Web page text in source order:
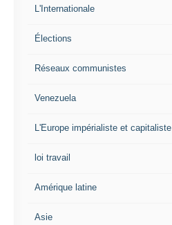
L'Internationale
Élections
Réseaux communistes
Venezuela
L'Europe impérialiste et capitaliste
loi travail
Amérique latine
Asie